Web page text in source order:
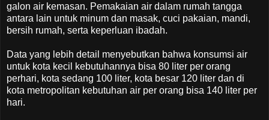
galon air kemasan. Pemakaian air dalam rumah tangga
antara lain untuk minum dan masak, cuci pakaian, mandi,
bersih rumah, serta keperluan ibadah.
Data yang lebih detail menyebutkan bahwa konsumsi air
untuk kota kecil kebutuhannya bisa 80 liter per orang
perhari, kota sedang 100 liter, kota besar 120 liter dan di
kota metropolitan kebutuhan air per orang bisa 140 liter per
hari.